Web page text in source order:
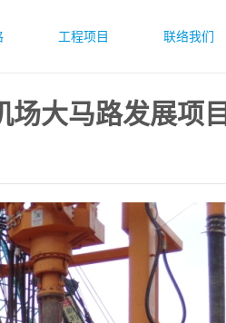
工程项目 联络我们
大马路发展项目